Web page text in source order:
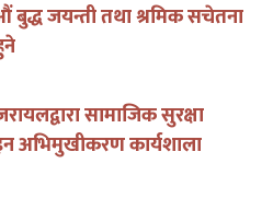
जयन्ती तथा श्रमिक सचेतना
सामाजिक सुरक्षा
अभिमुखीकरण कार्यशाला